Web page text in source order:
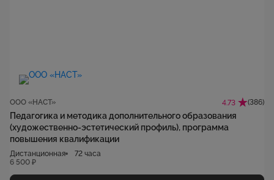
ООО «НАСТ» 4.73 (386)
Педагогика и методика дополнительного образования
(художественно-эстетический профиль), программа
повышения квалификации
Дистанционная
72 часа
6 500 ₽